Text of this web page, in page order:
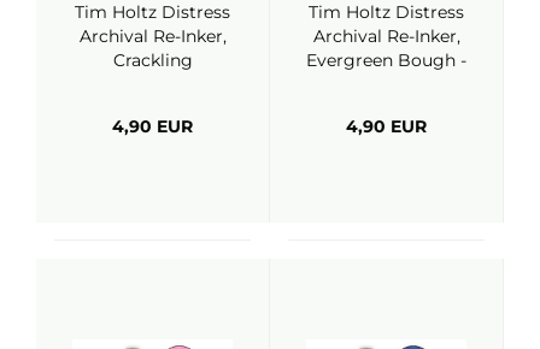
Tim Holtz Distress
Archival Re-Inker,
Crackling
4,90 EUR
Tim Holtz Distress
Archival Re-Inker,
Evergreen Bough -
4,90 EUR